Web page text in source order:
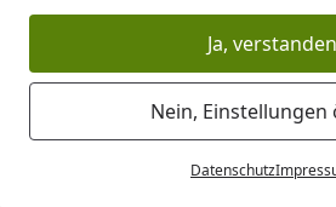
Ja, verstanden
Nein, Einstellungen
Datenschutz